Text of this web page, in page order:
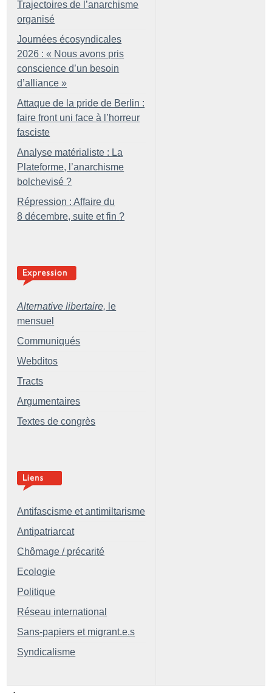
Trajectoires de l’anarchisme
organisé
Journées écosyndicales
2026 : « Nous avons pris
conscience d’un besoin
d’alliance »
Attaque de la pride de Berlin :
faire front uni face à l’horreur
fasciste
Analyse matérialiste : La
Plateforme, l’anarchisme
bolchevisé ?
Répression : Affaire du
8 décembre, suite et fin ?
Alternative libertaire, le
mensuel
Communiqués
Webditos
Tracts
Argumentaires
Textes de congrès
Antifascisme et antimiltarisme
Antipatriarcat
Chômage / précarité
Ecologie
Politique
Réseau international
Sans-papiers et migrant.e.s
Syndicalisme